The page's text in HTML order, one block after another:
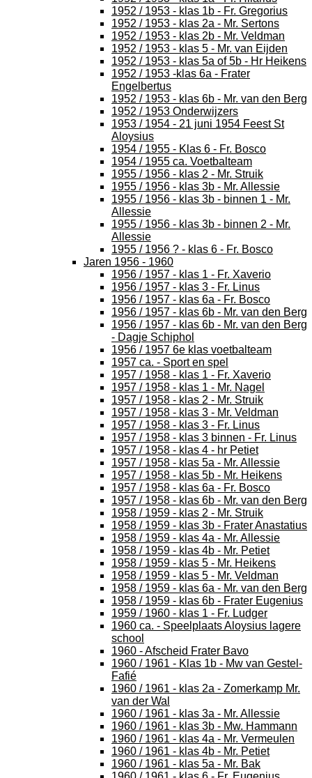
1952 / 1953 - klas 1b - Fr. Gregorius
1952 / 1953 - klas 2a - Mr. Sertons
1952 / 1953 - klas 2b - Mr. Veldman
1952 / 1953 - klas 5 - Mr. van Eijden
1952 / 1953 - klas 5a of 5b - Hr Heikens
1952 / 1953 -klas 6a - Frater
Engelbertus
1952 / 1953 - klas 6b - Mr. van den Berg
1952 / 1953 Onderwijzers
1953 / 1954 - 21 juni 1954 Feest St
Aloysius
1954 / 1955 - Klas 6 - Fr. Bosco
1954 / 1955 ca. Voetbalteam
1955 / 1956 - klas 2 - Mr. Struik
1955 / 1956 - klas 3b - Mr. Allessie
1955 / 1956 - klas 3b - binnen 1 - Mr.
Allessie
1955 / 1956 - klas 3b - binnen 2 - Mr.
Allessie
1955 / 1956 ? - klas 6 - Fr. Bosco
Jaren 1956 - 1960
1956 / 1957 - klas 1 - Fr. Xaverio
1956 / 1957 - klas 3 - Fr. Linus
1956 / 1957 - klas 6a - Fr. Bosco
1956 / 1957 - klas 6b - Mr. van den Berg
1956 / 1957 - klas 6b - Mr. van den Berg
- Dagje Schiphol
1956 / 1957 6e klas voetbalteam
1957 ca. - Sport en spel
1957 / 1958 - klas 1 - Fr. Xaverio
1957 / 1958 - klas 1 - Mr. Nagel
1957 / 1958 - klas 2 - Mr. Struik
1957 / 1958 - klas 3 - Mr. Veldman
1957 / 1958 - klas 3 - Fr. Linus
1957 / 1958 - klas 3 binnen - Fr. Linus
1957 / 1958 - klas 4 - hr Petiet
1957 / 1958 - klas 5a - Mr. Allessie
1957 / 1958 - klas 5b - Mr. Heikens
1957 / 1958 - klas 6a - Fr. Bosco
1957 / 1958 - klas 6b - Mr. van den Berg
1958 / 1959 - klas 2 - Mr. Struik
1958 / 1959 - klas 3b - Frater Anastatius
1958 / 1959 - klas 4a - Mr. Allessie
1958 / 1959 - klas 4b - Mr. Petiet
1958 / 1959 - klas 5 - Mr. Heikens
1958 / 1959 - klas 5 - Mr. Veldman
1958 / 1959 - klas 6a - Mr. van den Berg
1958 / 1959 - klas 6b - Frater Eugenius
1959 / 1960 - klas 1 - Fr. Ludger
1960 ca. - Speelplaats Aloysius lagere
school
1960 - Afscheid Frater Bavo
1960 / 1961 - Klas 1b - Mw van Gestel-
Fafié
1960 / 1961 - klas 2a - Zomerkamp Mr.
van der Wal
1960 / 1961 - klas 3a - Mr. Allessie
1960 / 1961 - klas 3b - Mw. Hammann
1960 / 1961 - klas 4a - Mr. Vermeulen
1960 / 1961 - klas 4b - Mr. Petiet
1960 / 1961 - klas 5a - Mr. Bak